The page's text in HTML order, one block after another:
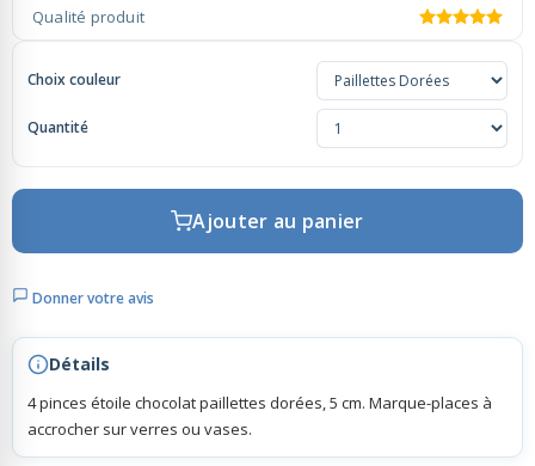
Scrapbooking, Loisirs Créatifs
Qualité produit
Choix couleur
Quantité
Ajouter au panier
Donner votre avis
Détails
4 pinces étoile chocolat paillettes dorées, 5 cm. Marque-places à
accrocher sur verres ou vases.